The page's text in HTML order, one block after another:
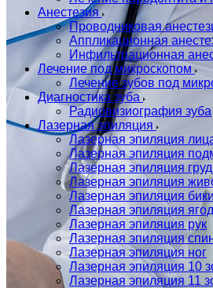
Анестезия
Проводниковая
Аппликационная
Инфильтрационная
Лечение под микроскопом
Лечение зубов под
Диагностика зуба
Радиовизиография зуба
Лазерная эпиляция
Лазерная эпиляция
Лазерная эпиляция
Лазерная эпиляция
Лазерная эпиляция
Лазерная эпиляция
Лазерная эпиляция
Лазерная эпиляция рук
Лазерная эпиляция
Лазерная эпиляция ног
Лазерная эпиляция 10
Лазерная эпиляция 11